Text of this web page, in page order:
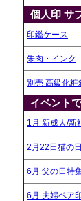
個人印 サ
印鑑ケース
朱肉・インク
別売 高級化粧
イベント
1月 新成人/新
2月22日猫の
6月 父の日特
6月 夫婦ペア